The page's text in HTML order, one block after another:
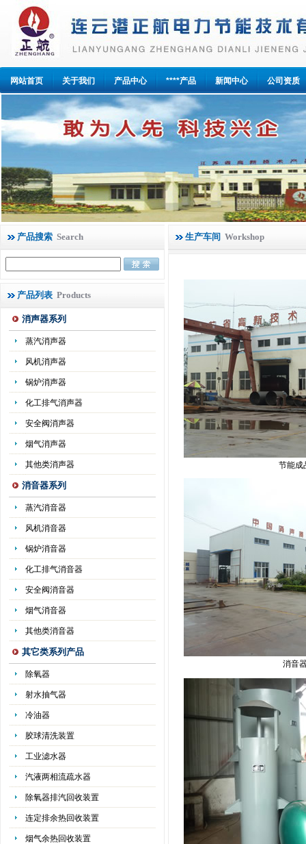
网站首页 关于我们 产品中心 ****产品 新闻中心 公司资质
产品搜索 Search
产品列表 Products
消声器系列
蒸汽消声器
风机消声器
锅炉消声器
化工排气消声器
安全阀消声器
烟气消声器
其他类消声器
消音器系列
蒸汽消音器
风机消音器
锅炉消音器
化工排气消音器
安全阀消音器
烟气消音器
其他类消音器
其它类系列产品
除氧器
射水抽气器
冷油器
胶球清洗装置
工业滤水器
汽液两相流疏水器
除氧器排汽回收装置
连定排余热回收装置
烟气余热回收装置
生产车间 Workshop
节能成
消音